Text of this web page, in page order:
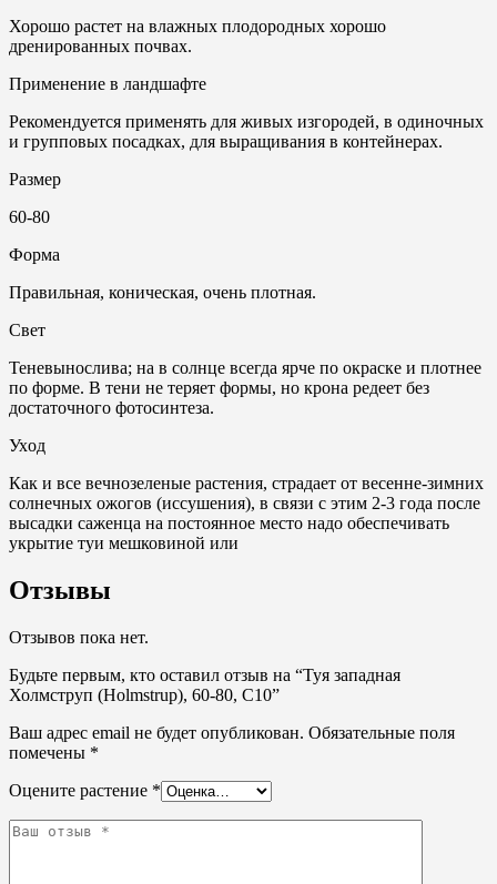
Хорошо растет на влажных плодородных хорошо
дренированных почвах.
Применение в ландшафте
Рекомендуется применять для живых изгородей, в одиночных
и групповых посадках, для выращивания в контейнерах.
Размер
60-80
Форма
Правильная, коническая, очень плотная.
Свет
Теневынослива; на в солнце всегда ярче по окраске и плотнее
по форме. В тени не теряет формы, но крона редеет без
достаточного фотосинтеза.
Ухoд
Как и все вечнозеленые растения, страдает от весенне-зимних
солнечных ожогов (иссушения), в связи с этим 2-3 года после
высадки саженца на постоянное место надо обеспечивать
укрытие туи мешковиной или
Отзывы
Отзывов пока нет.
Будьте первым, кто оставил отзыв на “Туя западная
Холмструп (Holmstrup), 60-80, С10”
Ваш адрес email не будет опубликован. Обязательные поля
помечены *
Оцените растение *